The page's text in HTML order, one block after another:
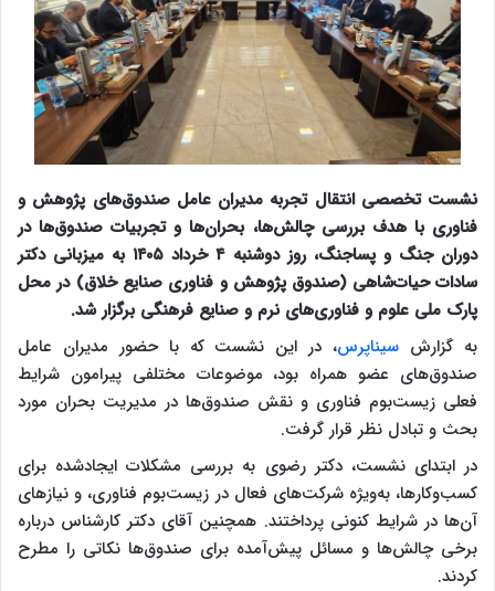
نشست تخصصی انتقال تجربه مدیران عامل صندوق‌های پژوهش و
فناوری با هدف بررسی چالش‌ها، بحران‌ها و تجربیات صندوق‌ها در
دوران جنگ و پساجنگ، روز دوشنبه ۴ خرداد ۱۴۰۵ به میزبانی دکتر
سادات حیات‌شاهی (صندوق پژوهش و فناوری صنایع خلاق) در محل
پارک ملی علوم و فناوری‌های نرم و صنایع فرهنگی برگزار شد.
به گزارش سیناپرس، در این نشست که با حضور مدیران عامل
صندوق‌های عضو همراه بود، موضوعات مختلفی پیرامون شرایط
فعلی زیست‌بوم فناوری و نقش صندوق‌ها در مدیریت بحران مورد
بحث و تبادل نظر قرار گرفت.
در ابتدای نشست، دکتر رضوی به بررسی مشکلات ایجادشده برای
کسب‌وکارها، به‌ویژه شرکت‌های فعال در زیست‌بوم فناوری، و نیازهای
آن‌ها در شرایط کنونی پرداختند. همچنین آقای دکتر کارشناس درباره
برخی چالش‌ها و مسائل پیش‌آمده برای صندوق‌ها نکاتی را مطرح
کردند.